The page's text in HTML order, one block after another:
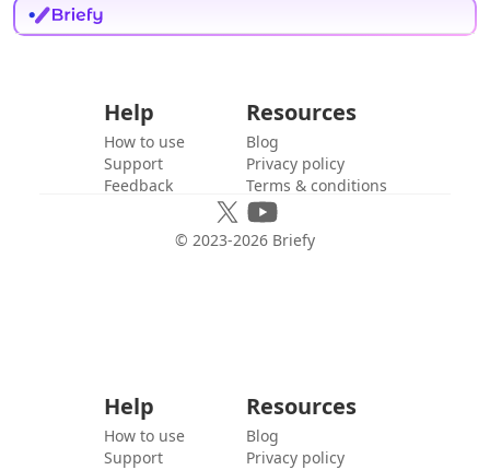
Help
How to use
Support
Feedback
Resources
Blog
Privacy policy
Terms & conditions
© 2023-2026 Briefy
Help
How to use
Support
Resources
Blog
Privacy policy